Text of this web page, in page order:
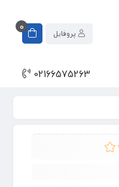
0
02166575263